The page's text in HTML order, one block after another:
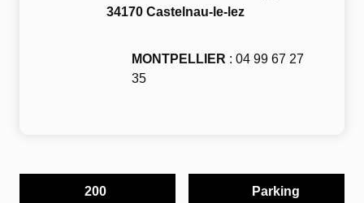
34170 Castelnau-le-lez
MONTPELLIER : 04 99 67 27
35
200
Parking